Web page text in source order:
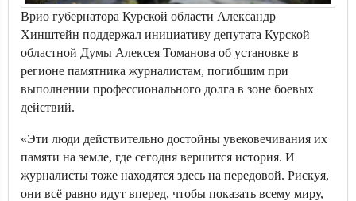
Врио губернатора Курской области Александр
Хинштейн поддержал инициативу депутата Курской
областной Думы Алексея Томанова об установке в
регионе памятника журналистам, погибшим при
выполнении профессионального долга в зоне боевых
действий.
«Эти люди действительно достойны увековечивания их
памяти на земле, где сегодня вершится история. И
журналисты тоже находятся здесь на передовой. Рискуя,
они всё равно идут вперед, чтобы показать всему миру,